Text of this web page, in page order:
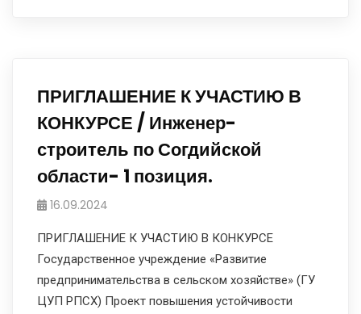
ПРИГЛАШЕНИЕ К УЧАСТИЮ В
КОНКУРСЕ / Инженер-
строитель по Согдийской
области- 1 позиция.
16.09.2024
ПРИГЛАШЕНИЕ К УЧАСТИЮ В КОНКУРСЕ
Государственное учреждение «Развитие
предпринимательства в сельском хозяйстве» (ГУ
ЦУП РПСХ) Проект повышения устойчивости